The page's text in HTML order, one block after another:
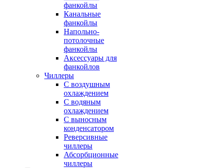
фанкойлы
Канальные
фанкойлы
Напольно-
потолочные
фанкойлы
Аксессуары для
фанкойлов
Чиллеры
С воздушным
охлаждением
С водяным
охлаждением
С выносным
конденсатором
Реверсивные
чиллеры
Абсорбционные
чиллеры